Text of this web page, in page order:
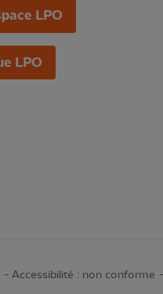
LPO
LPO
Accessibilité : non conforme